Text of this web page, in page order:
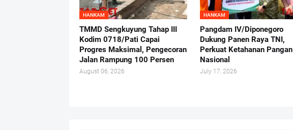
HANKAM
TMMD Sengkuyung Tahap III
Kodim 0718/Pati Capai
Progres Maksimal, Pengecoran
Jalan Rampung 100 Persen
August 06, 2026
HANKAM
Pangdam IV/Diponegoro
Dukung Panen Raya TNI,
Perkuat Ketahanan Pangan
Nasional
July 17, 2026